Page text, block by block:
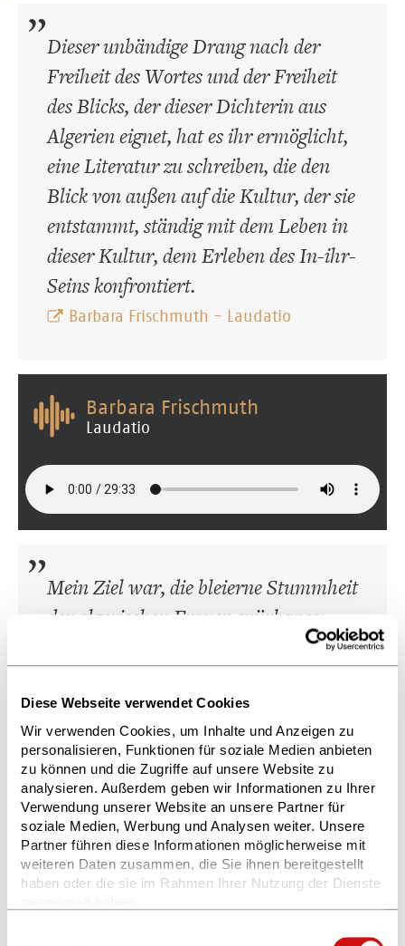
Diese Webseite verwendet Cookies
Wir verwenden Cookies, um Inhalte und Anzeigen zu
personalisieren, Funktionen für soziale Medien anbieten
zu können und die Zugriffe auf unsere Website zu
analysieren. Außerdem geben wir Informationen zu Ihrer
Verwendung unserer Website an unsere Partner für
soziale Medien, Werbung und Analysen weiter. Unsere
Partner führen diese Informationen möglicherweise mit
weiteren Daten zusammen, die Sie ihnen bereitgestellt
haben oder die sie im Rahmen Ihrer Nutzung der Dienste
Dieser unbändige Drang nach der
Freiheit des Wortes und der Freiheit
des Blicks, der dieser Dichterin aus
Algerien eignet, hat es ihr ermöglicht,
eine Literatur zu schreiben, die den
Blick von außen auf die Kultur, der sie
entstammt, ständig mit dem Leben in
dieser Kultur, dem Erleben des In-ihr-
Seins konfrontiert.
Barbara Frischmuth - Laudatio
Barbara Frischmuth
Laudatio
Mein Ziel war, die bleierne Stummheit
der algerischen Frauen spürbar zu
machen, die Unsichtbarkeit ihrer
zusammen mit einer
rückschrittlichen, nach außen
abgeschotteten Tradition.
Assia Djebar - Dankesrede
Assia Djebar
Dankesrede der Preisträgerin